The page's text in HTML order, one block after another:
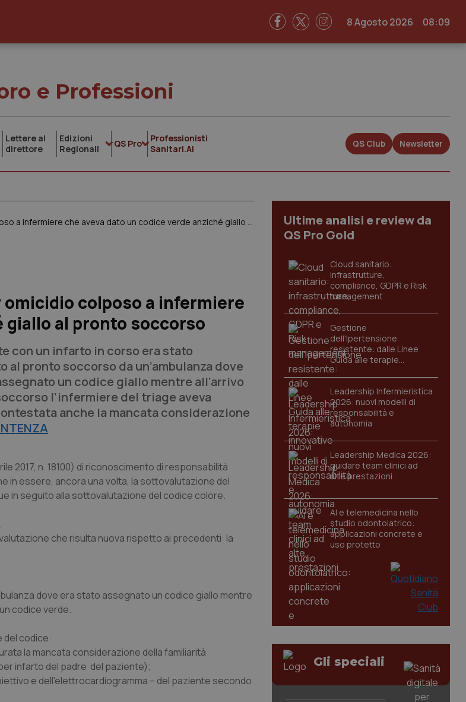
8 Agosto 2026 08:09
e Professioni
Lettere al
direttore
Edizioni
Regionali
QS Pro
Professionisti
Sanitari.AI
QS Club Newsletter
Cassazione. Confermata condanna per omicidio colposo a infermiere che aveva dato un codice verde anziché giallo al pronto soccorso
colposo a infermiere
giallo al pronto soccorso
con un infarto in corso era stato
al pronto soccorso da un’ambulanza dove
un codice giallo mentre all’arrivo
l’infermiere del triage aveva
anche la mancata considerazione
2017, n. 18100) di riconoscimento di responsabilità
in essere, ancora una volta, la sottovalutazione del
in seguito alla sottovalutazione del codice colore.
che risulta nuova rispetto ai precedenti: la
dove era stato assegnato un codice giallo mentre
codice verde.
del codice:
la mancata considerazione della familiarità
infarto del padre del paziente);
e dell’elettrocardiogramma – del paziente secondo
Ultime analisi e review da
QS Pro Gold
Cloud sanitario:
infrastrutture,
compliance, GDPR e Risk
management
Gestione
dell'Ipertensione
resistente: dalle Linee
Guida alle terapie
innovative
Leadership Infermieristica
2026: nuovi modelli di
responsabilità e
autonomia
Leadership Medica 2026:
guidare team clinici ad
alte prestazioni
AI e telemedicina nello
studio odontoiatrico:
applicazioni concrete e
uso protetto
Gli speciali